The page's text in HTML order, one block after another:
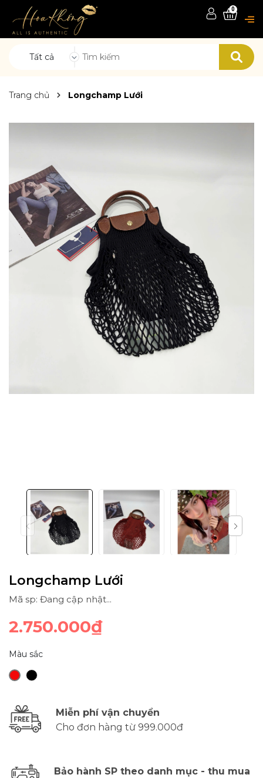
Tất cả
0
Trang chủ Longchamp Lưới
Longchamp Lưới
Mã sp: Đang cập nhật...
2.750.000₫
Màu sắc
Miễn phí vận chuyển
Cho đơn hàng từ 999.000đ
Bảo hành SP theo danh mục - thu mua